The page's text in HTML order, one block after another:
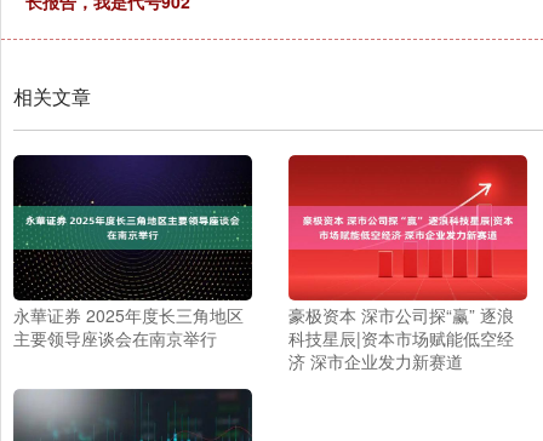
相关文章
永華证券 2025年度长三角地区
主要领导座谈会在南京举行
豪极资本 深市公司探“赢” 逐浪
科技星辰|资本市场赋能低空经
济 深市企业发力新赛道